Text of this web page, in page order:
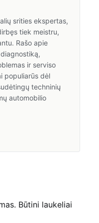
srities ekspertas,
tiek meistru,
Rašo apie
ir serviso
populiarūs dėl
techninių
automobilio
Būtini laukeliai